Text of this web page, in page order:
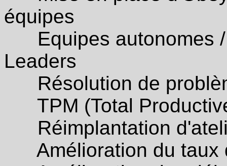
équipes
Equipes autonomes /
Leaders
Résolution de
TPM (Total
Réimplantation
Amélioration du taux